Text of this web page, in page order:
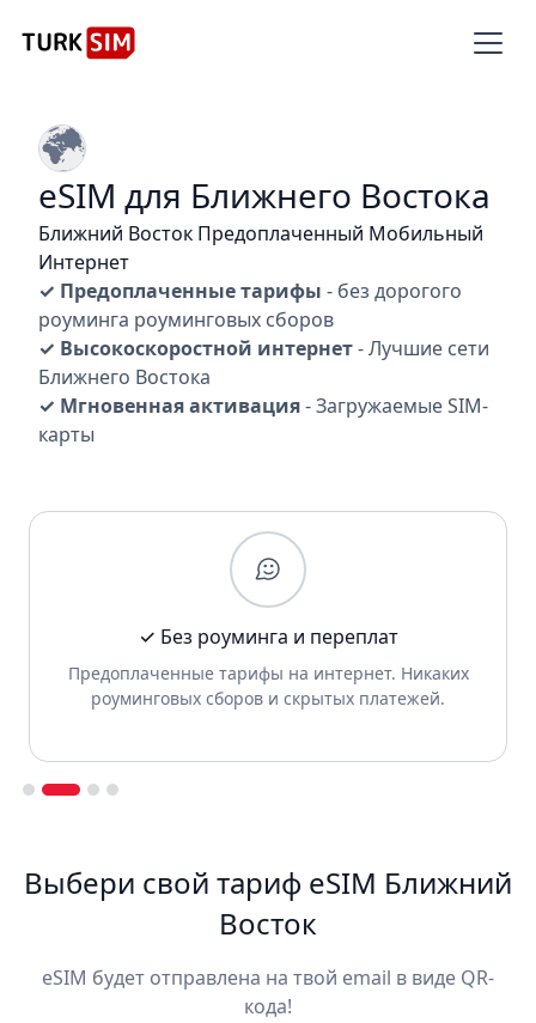
eSIM для Ближнего Востока
Ближний Восток Предоплаченный Мобильный
Интернет
✓ Предоплаченные тарифы - без дорогого
роуминга роуминговых сборов
✓ Высокоскоростной интернет- Лучшие сети
Ближнего Востока
✓ Мгновенная активация- Загружаемые SIM-
карты
✓ Без роуминга и переплат
Предоплаченные тарифы на интернет. Никаких
роуминговых сборов и скрытых платежей.
Выбери свой тариф eSIM Ближний
Восток
eSIM будет отправлена на твой email в виде QR-
кода!